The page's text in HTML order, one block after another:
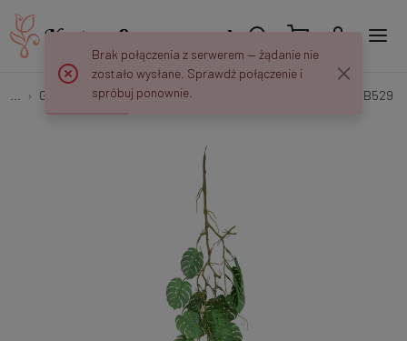
Girlandy i Rośliny Zwisające Monstera philo - zwis 105 cm B529
Brak połączenia z serwerem — żądanie nie
zostało wysłane. Sprawdź połączenie i
spróbuj ponownie.